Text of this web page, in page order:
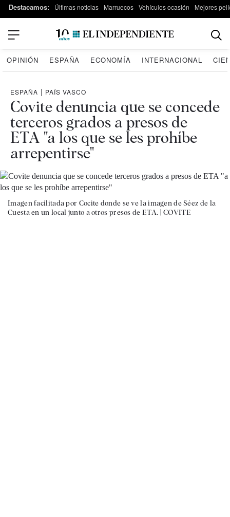
Destacamos: Últimas noticias Marruecos Vehículos ocasión Mejores
OPINIÓN ESPAÑA ECONOMÍA INTERNACIONAL
ESPAÑA | PAÍS VASCO
Covite denuncia que se concede
terceros grados a presos de
ETA "a los que se les prohíbe
arrepentirse"
Imagen facilitada por Cocite donde se ve la imagen de Séez de la
Cuesta en un local junto a otros presos de ETA. | COVITE